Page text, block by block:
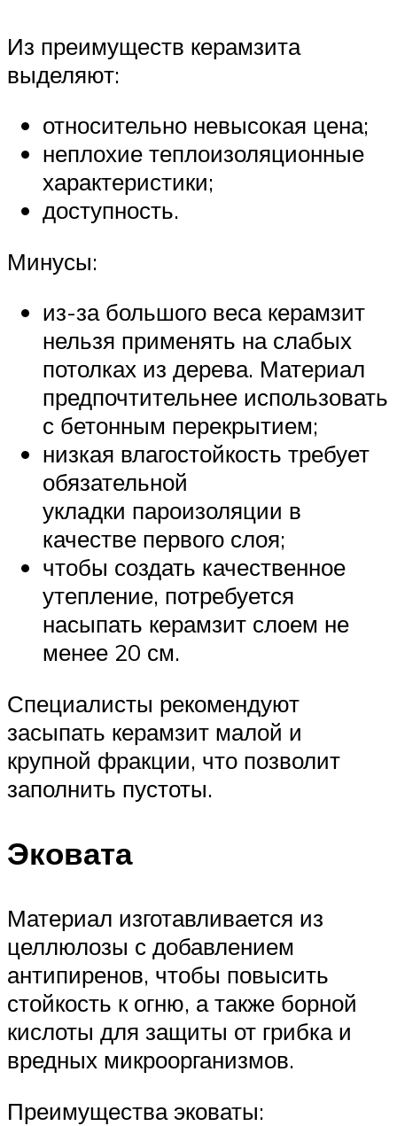
Из преимуществ керамзита
выделяют:
относительно невысокая цена;
неплохие теплоизоляционные
характеристики;
доступность.
Минусы:
из-за большого веса керамзит
нельзя применять на слабых
потолках из дерева. Материал
предпочтительнее использовать
с бетонным перекрытием;
низкая влагостойкость требует
обязательной
укладки пароизоляции в
качестве первого слоя;
чтобы создать качественное
утепление, потребуется
насыпать керамзит слоем не
менее 20 см.
Специалисты рекомендуют
засыпать керамзит малой и
крупной фракции, что позволит
заполнить пустоты.
Эковата
Материал изготавливается из
целлюлозы с добавлением
антипиренов, чтобы повысить
стойкость к огню, а также борной
кислоты для защиты от грибка и
вредных микроорганизмов.
Преимущества эковаты: